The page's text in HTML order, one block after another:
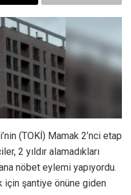
(TOKİ) Mamak 2’nci etap
2 yıldır alamadıkları
nöbet eylemi yapıyordu.
için şantiye önüne giden